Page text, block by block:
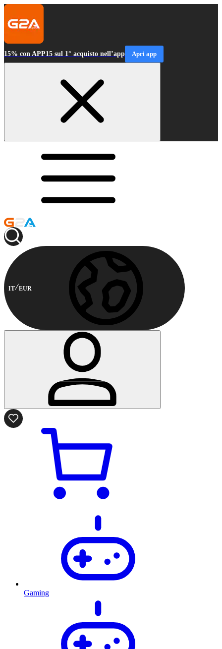
15% con APP15 sul 1° acquisto nell’app Apri app
IT EUR
Gaming